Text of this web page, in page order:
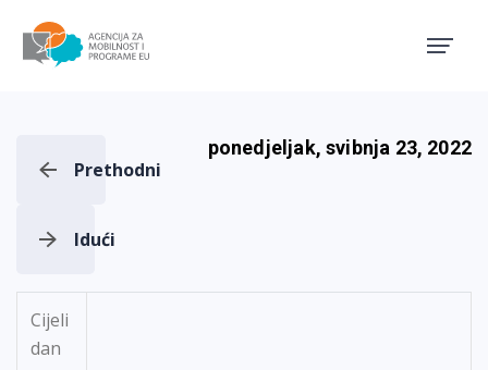
Prethodni
ponedjeljak, svibnja 23, 2022
Idući
Cijeli
dan